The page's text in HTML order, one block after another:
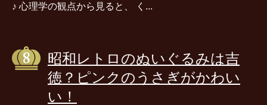
♪ 心理学の観点から見ると、 く...
昭和レトロのぬいぐるみは吉
徳？ピンクのうさぎがかわい
い！